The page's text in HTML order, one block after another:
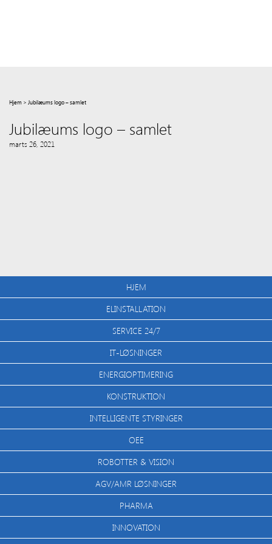
Hjem > Jubilæums logo – samlet
Jubilæums logo – samlet
marts 26, 2021
HJEM
ELINSTALLATION
SERVICE 24/7
IT-LØSNINGER
ENERGIOPTIMERING
KONSTRUKTION
INTELLIGENTE STYRINGER
OEE
ROBOTTER & VISION
AGV/AMR LØSNINGER
PHARMA
INNOVATION